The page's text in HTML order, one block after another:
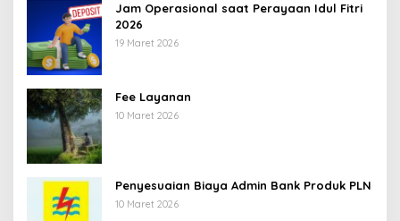
Jam Operasional saat Perayaan Idul Fitri
2026
19 Maret 2026
Fee Layanan
10 Maret 2026
Penyesuaian Biaya Admin Bank Produk PLN
10 Maret 2026